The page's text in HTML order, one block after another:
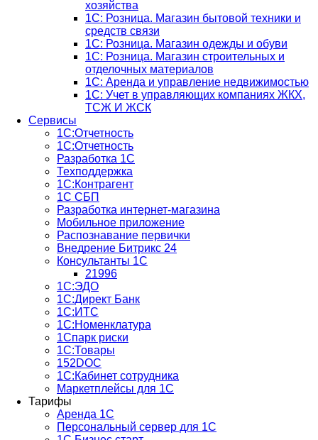
хозяйства
1С: Розница. Магазин бытовой техники и
средств связи
1С: Розница. Магазин одежды и обуви
1С: Розница. Магазин строительных и
отделочных материалов
1С: Аренда и управление недвижимостью
1C: Учет в управляющих компаниях ЖКХ,
ТСЖ И ЖСК
Сервисы
1С:Отчетность
1С:Отчетность
Разработка 1С
Техподдержка
1С:Контрагент
1С СБП
Разработка интернет-магазина
Мобильное приложение
Распознавание первички
Внедрение Битрикс 24
Консультанты 1С
21996
1С:ЭДО
1С:Директ Банк
1С:ИТС
1С:Номенклатура
1Спарк риски
1С:Товары
152DOC
1С:Кабинет сотрудника
Маркетплейсы для 1С
Тарифы
Аренда 1С
Персональный сервер для 1С